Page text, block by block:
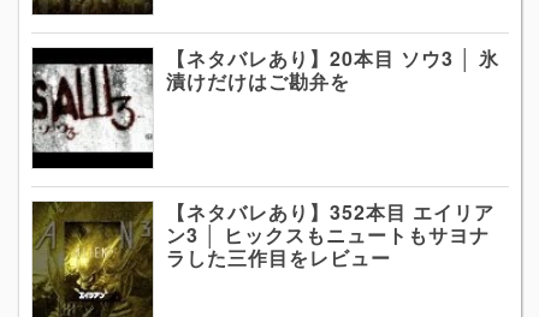
【ネタバレあり】20本目 ソウ3 │ 氷
漬けだけはご勘弁を
【ネタバレあり】352本目 エイリア
ン3 │ ヒックスもニュートもサヨナ
ラした三作目をレビュー